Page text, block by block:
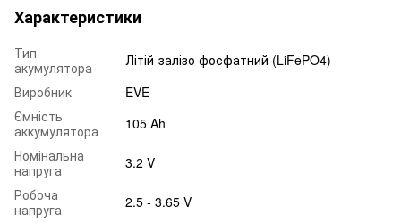
Характеристики
Тип
акумулятора
Літій-залізо фосфатний (LiFePO4)
Виробник
EVE
Ємність
аккумулятора
105 Ah
Номінальна
напруга
3.2 V
Робоча
напруга
2.5 - 3.65 V